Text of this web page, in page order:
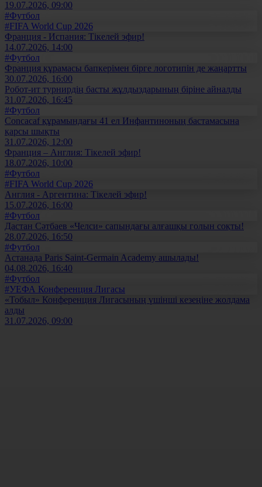
19.07.2026, 09:00
#Футбол
#FIFA World Cup 2026
Франция - Испания: Тікелей эфир!
14.07.2026, 14:00
#Футбол
Франция құрамасы бапкерімен бірге логотипін де жаңартты
30.07.2026, 16:00
Робот-ит турнирдің басты жұлдыздарының біріне айналды
31.07.2026, 16:45
#Футбол
Concacaf құрамындағы 41 ел Инфантиноның бастамасына
қарсы шықты
31.07.2026, 12:00
Франция – Англия: Тікелей эфир!
18.07.2026, 10:00
#Футбол
#FIFA World Cup 2026
Англия - Аргентина: Тікелей эфир!
15.07.2026, 16:00
#Футбол
Дастан Сәтбаев «Челси» сапындағы алғашқы голын соқты!
28.07.2026, 16:50
#Футбол
Астанада Paris Saint-Germain Academy ашылады!
04.08.2026, 16:40
#Футбол
#УЕФА Конференция Лигасы
«Тобыл» Конференция Лигасының үшінші кезеңіне жолдама
алды
31.07.2026, 09:00